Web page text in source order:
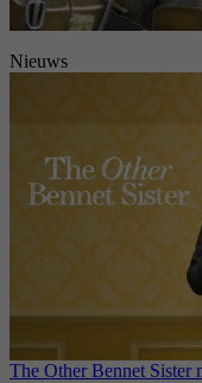
Nieuws
The Other Bennet Sister